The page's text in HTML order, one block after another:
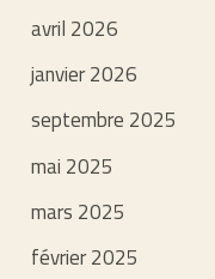
avril 2026
janvier 2026
septembre 2025
mai 2025
mars 2025
février 2025